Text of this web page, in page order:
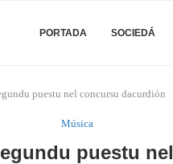
PORTADA SOCIEDÁ
puestu nel concursu dacurdión
Música
puestu